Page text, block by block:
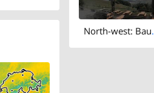
North-